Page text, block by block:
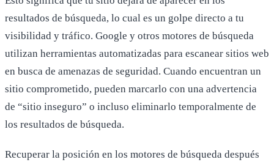
resultados de búsqueda, lo cual es un golpe directo a tu
visibilidad y tráfico. Google y otros motores de búsqueda
utilizan herramientas automatizadas para escanear sitios web
en busca de amenazas de seguridad. Cuando encuentran un
sitio comprometido, pueden marcarlo con una advertencia
de “sitio inseguro” o incluso eliminarlo temporalmente de
los resultados de búsqueda.
Recuperar la posición en los motores de búsqueda después